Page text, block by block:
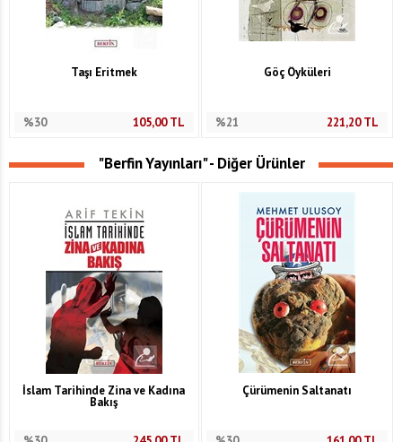
Taşı Eritmek
%30 105,00TL
Göç Öyküleri
%21 221,20TL
"Berfin Yayınları" - Diğer Ürünler
İslam Tarihinde Zina ve Kadına
Bakış
Çürümenin Saltanatı